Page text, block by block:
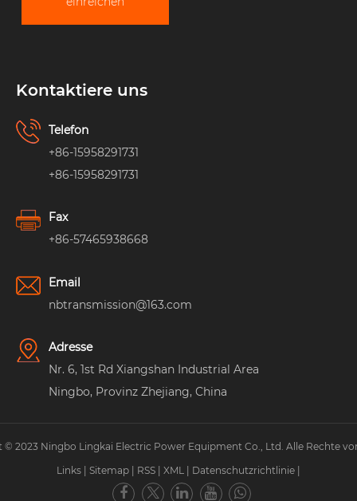
Kontaktiere uns
Telefon
+86-15958291731
+86-15958291731
Fax
+86-57465938668
Email
nbtransmission@163.com
Adresse
Nr. 6, 1st Rd Xiangshan Industrial Area
Ningbo, Provinz Zhejiang, China
© 2023 Ningbo Lingkai Electric Power Equipment Co., Ltd. Alle Rechte
Links
Sitemap RSS XML Datenschutzrichtlinie